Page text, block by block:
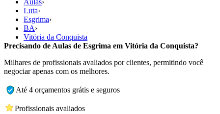
Aulas›
Luta›
Esgrima›
BA›
Vitória da Conquista
Precisando de Aulas de Esgrima em Vitória da Conquista?
Milhares de profissionais avaliados por clientes, permitindo você
negociar apenas com os melhores.
Até 4 orçamentos grátis e seguros
Profissionais avaliados